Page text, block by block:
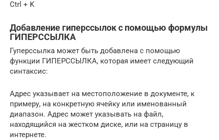
Ctrl + K
Добавление гиперссылок с помощью формулы
ГИПЕРССЫЛКА
Гуперссылка может быть добавлена с помощью
функции ГИПЕРССЫЛКА, которая имеет следующий
синтаксис:
Адрес указывает на местоположение в документе, к
примеру, на конкретную ячейку или именованный
диапазон. Адрес может указывать на файл,
находящийся на жестком диске, или на страницу в
интернете.